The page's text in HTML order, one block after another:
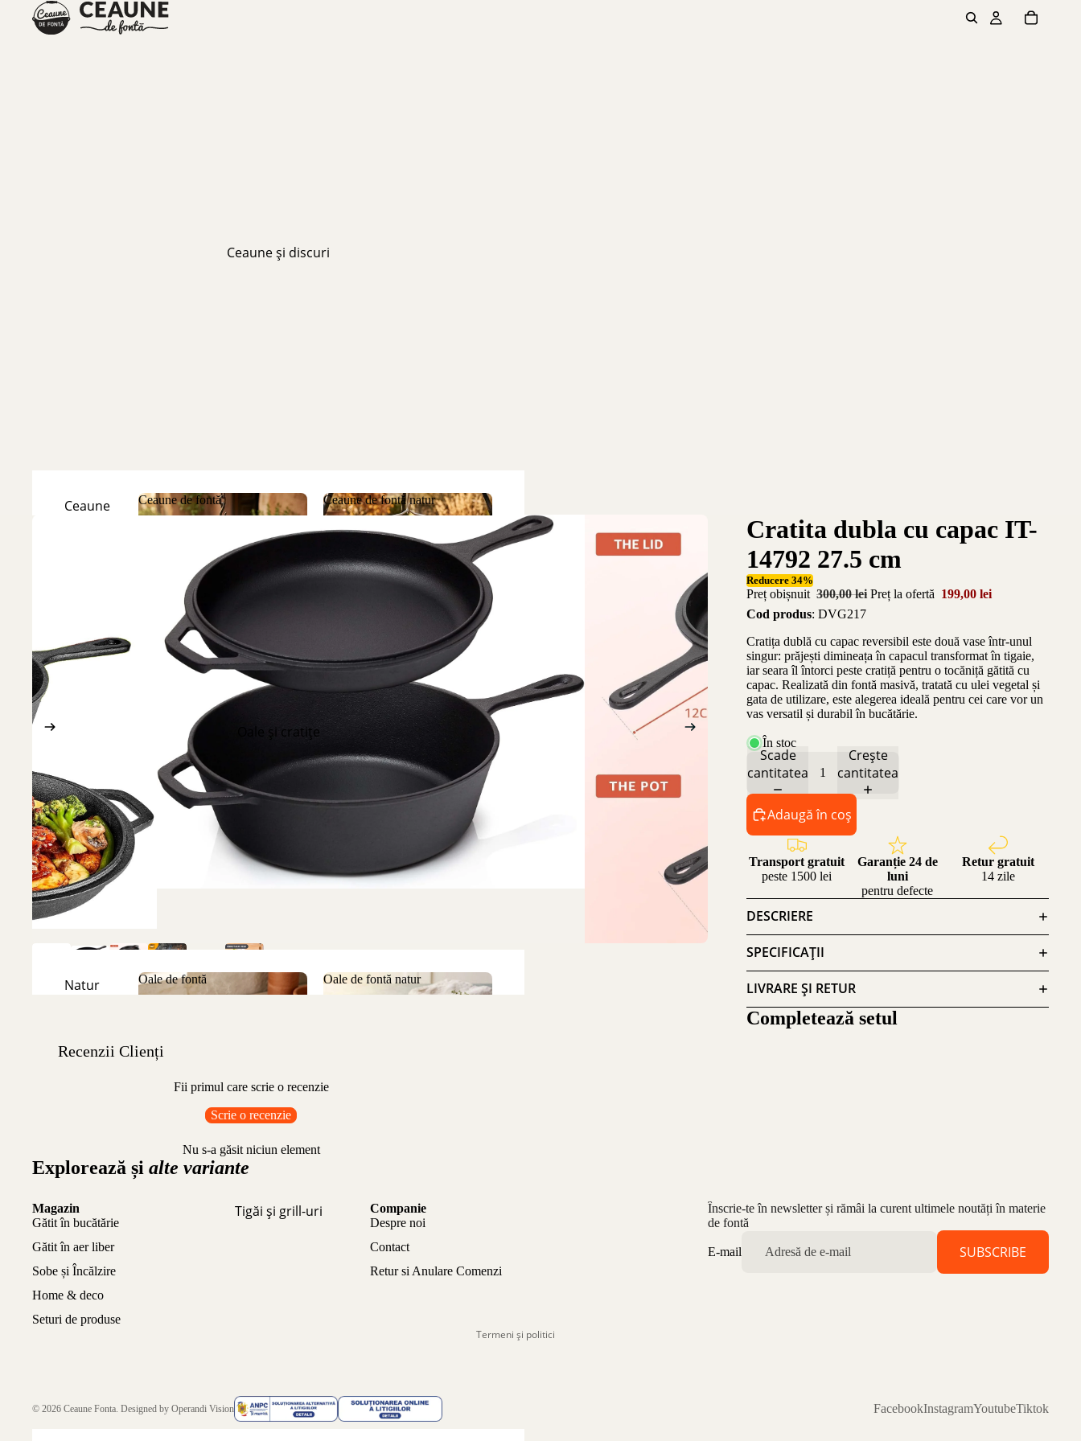
Ceaune și discuri
Ceaune
Ceaune de fontă
Ceaune de fontă natur
Oale și cratițe
Natur
Oale de fontă
Oale de fontă natur
Tigăi și grill-uri
Cratita dubla cu capac IT-
14792 27.5 cm
Reducere 34%
Preț obișnuit 300,00 lei Preț la ofertă 199,00 lei
Cod produs: DVG217
Cratița dublă cu capac reversibil este două vase într-unul
singur: prăjești dimineața în capacul transformat în tigaie,
iar seara îl întorci peste cratiță pentru o tocăniță gătită cu
capac. Realizată din fontă masivă, tratată cu ulei vegetal și
gata de utilizare, este alegerea ideală pentru cei care vor un
vas versatil și durabil în bucătărie.
În stoc
Scade
cantitatea
Crește
cantitatea
Adaugă în coș
Transport gratuit
peste 1500 lei
Garanție 24 de
luni
pentru defecte
Retur gratuit
14 zile
DESCRIERE
SPECIFICAȚII
LIVRARE ȘI RETUR
Completează setul
Recenzii Clienți
Fii primul care scrie o recenzie
Scrie o recenzie
Nu s-a găsit niciun element
Explorează și alte variante
Magazin
Gătit în bucătărie
Gătit în aer liber
Sobe și Încălzire
Home & deco
Seturi de produse
Companie
Despre noi
Contact
Retur si Anulare Comenzi
Înscrie-te în newsletter și rămâi la curent ultimele noutăți în materie
de fontă
E-mail SUBSCRIBE
© 2026 Ceaune Fonta. Designed by Operandi Vision
Termeni și politici
FacebookInstagramYoutubeTiktok